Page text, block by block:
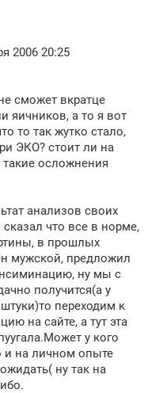
2006 20:25
сможет вкратце
яичников, а то я вот
то так жутко стало,
ЭКО? стоит ли на
такие осложнения
анализов своих
что все в норме,
в прошлых
мужской, предложил
ну мы с
получится(а у
переходим к
на сайте, а тут эта
у кого
и на личном опыте
ну так на